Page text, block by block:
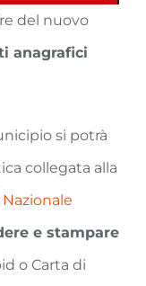
del nuovo
anagrafici
si potrà
collegata alla
e stampare
o Carta di